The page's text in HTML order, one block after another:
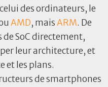
des ordinateurs, le
AMD, maisARM. De
SoC directement,
leur architecture, et
et les plans.
de smartphones